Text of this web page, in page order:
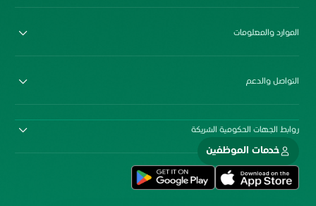
الموارد والمعلومات
التواصل والدعم
روابط الجهات الحكومية الشريكة
خدمات الموظفين